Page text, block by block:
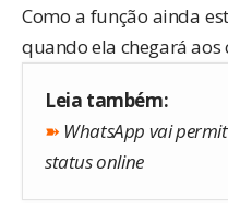
Como a função ainda
quando ela chegará
Leia também:
➽ WhatsApp vai
status online